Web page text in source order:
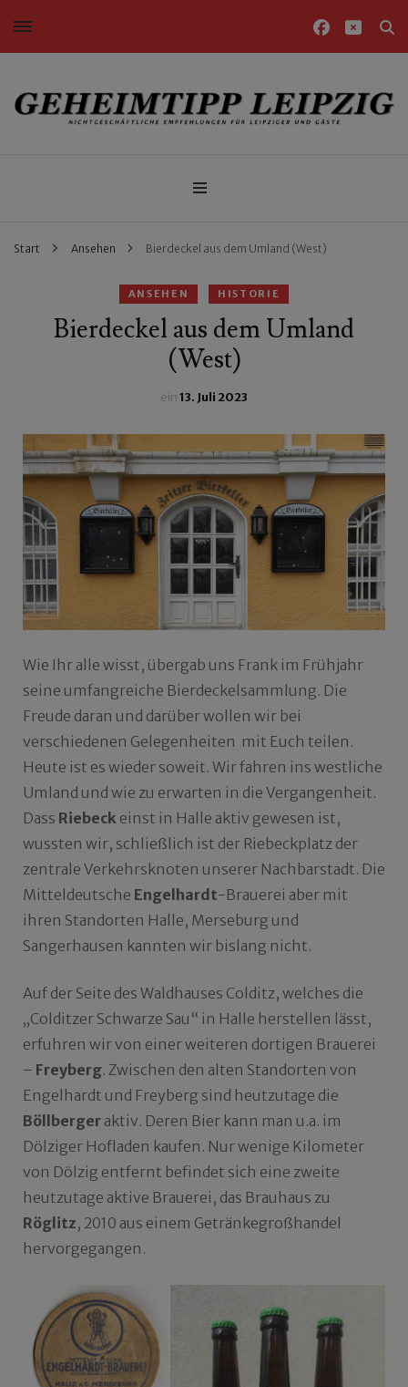
Nichtgeschäftliche Empfehlungen für Leipziger und Gäste
Start Ansehen Bierdeckel aus dem Umland (West)
ANSEHEN HISTORIE
Bierdeckel aus dem Umland
(West)
ein13. Juli 2023
Wie Ihr alle wisst, übergab uns Frank im Frühjahr
seine umfangreiche Bierdeckelsammlung. Die
Freude daran und darüber wollen wir bei
verschiedenen Gelegenheiten mit Euch teilen.
Heute ist es wieder soweit. Wir fahren ins westliche
Umland und wie zu erwarten in die Vergangenheit.
Dass Riebeck einst in Halle aktiv gewesen ist,
wussten wir, schließlich ist der Riebeckplatz der
zentrale Verkehrsknoten unserer Nachbarstadt. Die
Mitteldeutsche Engelhardt-Brauerei aber mit
ihren Standorten Halle, Merseburg und
Sangerhausen kannten wir bislang nicht.
Auf der Seite des Waldhauses Colditz, welches die
„Colditzer Schwarze Sau“ in Halle herstellen lässt,
erfuhren wir von einer weiteren dortigen Brauerei
– Freyberg. Zwischen den alten Standorten von
Engelhardt und Freyberg sind heutzutage die
Böllberger aktiv. Deren Bier kann man u.a. im
Dölziger Hofladen kaufen. Nur wenige Kilometer
von Dölzig entfernt befindet sich eine zweite
heutzutage aktive Brauerei, das Brauhaus zu
Röglitz, 2010 aus einem Getränkegroßhandel
hervorgegangen.